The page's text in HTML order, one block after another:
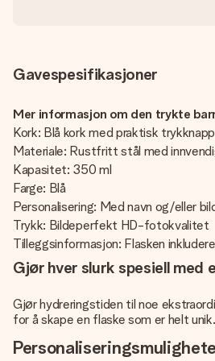
Gavespesifikasjoner
Mer informasjon om den trykte
Kork: Blå kork med praktisk
Materiale: Rustfritt stål med
Kapasitet: 350 ml
Farge: Blå
Personalisering: Med navn og/eller
Trykk: Bildeperfekt HD-fotokvalitet
Tilleggsinformasjon: Flasken
Gjør hver slurk spesiell
Gjør hydreringstiden til noe
for å skape en flaske som er helt unik.